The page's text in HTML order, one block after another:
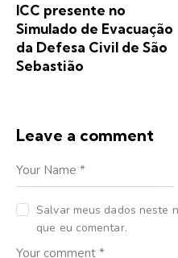
ICC presente no
Simulado de Evacuação
da Defesa Civil de São
Sebastião
Leave a comment
Salvar meus dados neste
que eu comentar.